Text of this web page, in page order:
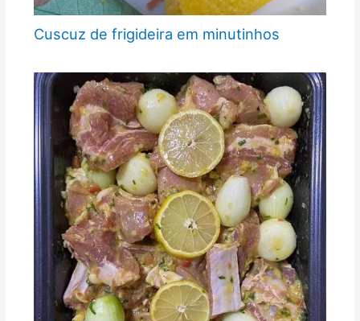
Cuscuz de frigideira em minutinhos